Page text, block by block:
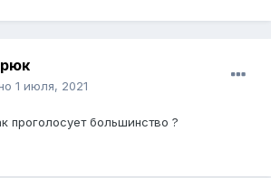
1 июля, 2021
проголосует большинство ?